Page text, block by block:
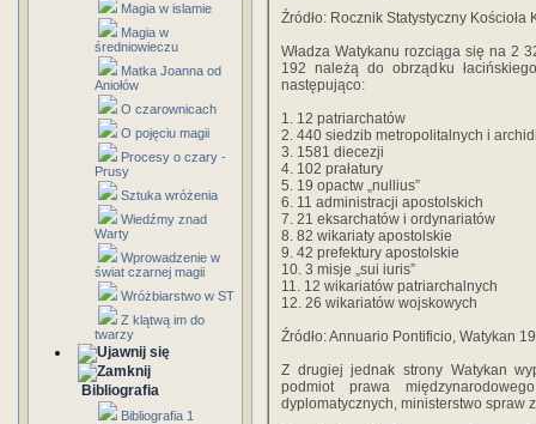
Magia w islamie
Magia w
średniowieczu
Matka Joanna od
Aniołów
O czarownicach
O pojęciu magii
Procesy o czary -
Prusy
Sztuka wróżenia
Wiedźmy znad
Warty
Wprowadzenie w
świat czarnej magii
Wróżbiarstwo w ST
Z klątwą im do
twarzy
Bibliografia
Bibliografia 1
Źródło: Rocznik Statystyczny Kościoła
Władza Watykanu rozciąga się na 2
192 należą do obrządku
następująco:
1. 12 patriarchatów
2. 440 siedzib metropolitalnych i
3. 1581 diecezji
4. 102 prałatury
5. 19 opactw „nullius”
6. 11 administracji apostolskich
7. 21 eksarchatów i ordynariatów
8. 82 wikariaty apostolskie
9. 42 prefektury apostolskie
10. 3 misje „sui iuris”
11. 12 wikariatów patriarchalnych
12. 26 wikariatów wojskowych
Źródło: Annuario Pontificio, Watykan
Z drugiej jednak strony Watykan
podmiot pra­wa
dyplomatycznych, ministerstwo spraw